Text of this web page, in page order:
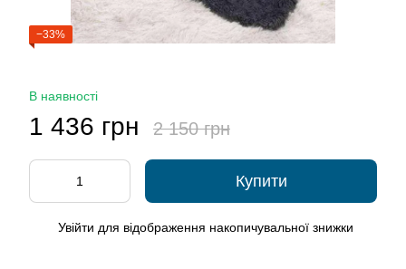
−33%
В наявності
1 436 грн 2 150 грн
Купити
Увійти для відображення накопичувальної знижки